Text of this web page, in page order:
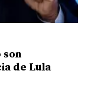
son
de Lula